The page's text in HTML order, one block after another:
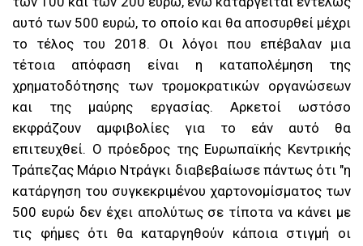
αυτό των 500 ευρώ, το οποίο και θα αποσυρθεί μέχρι
το τέλος του 2018. Οι λόγοι που επέβαλαν μια
τέτοια απόφαση είναι η καταπολέμηση της
χρηματοδότησης των τρομοκρατικών οργανώσεων
και της μαύρης εργασίας. Αρκετοί ωστόσο
εκφράζουν αμφιβολίες για το εάν αυτό θα
επιτευχθεί. Ο πρόεδρος της Ευρωπαϊκής Κεντρικής
Τράπεζας Μάριο Ντράγκι διαβεβαίωσε πάντως ότι "η
κατάργηση του συγκεκριμένου χαρτονομίσματος των
500 ευρώ δεν έχει απολύτως σε τίποτα να κάνει με
τις φήμες ότι θα καταργηθούν κάποια στιγμή οι